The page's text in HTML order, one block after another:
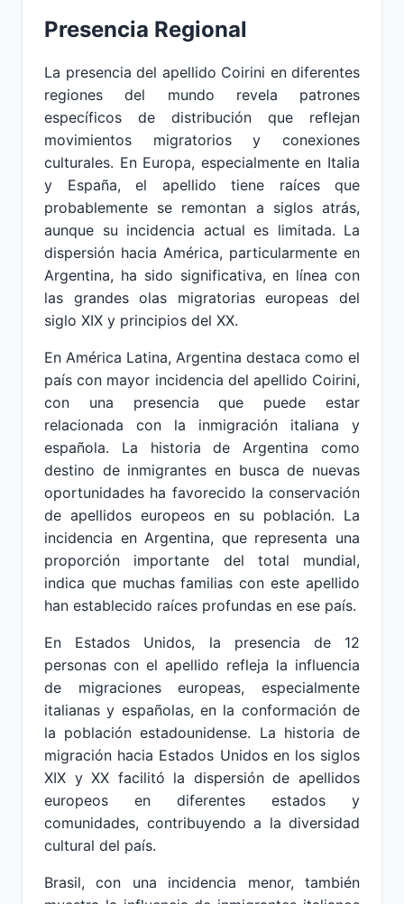
Presencia Regional
La presencia del apellido Coirini en diferentes
regiones del mundo revela patrones
específicos de distribución que reflejan
movimientos migratorios y conexiones
culturales. En Europa, especialmente en Italia
y España, el apellido tiene raíces que
probablemente se remontan a siglos atrás,
aunque su incidencia actual es limitada. La
dispersión hacia América, particularmente en
Argentina, ha sido significativa, en línea con
las grandes olas migratorias europeas del
siglo XIX y principios del XX.
En América Latina, Argentina destaca como el
país con mayor incidencia del apellido Coirini,
con una presencia que puede estar
relacionada con la inmigración italiana y
española. La historia de Argentina como
destino de inmigrantes en busca de nuevas
oportunidades ha favorecido la conservación
de apellidos europeos en su población. La
incidencia en Argentina, que representa una
proporción importante del total mundial,
indica que muchas familias con este apellido
han establecido raíces profundas en ese país.
En Estados Unidos, la presencia de 12
personas con el apellido refleja la influencia
de migraciones europeas, especialmente
italianas y españolas, en la conformación de
la población estadounidense. La historia de
migración hacia Estados Unidos en los siglos
XIX y XX facilitó la dispersión de apellidos
europeos en diferentes estados y
comunidades, contribuyendo a la diversidad
cultural del país.
Brasil, con una incidencia menor, también